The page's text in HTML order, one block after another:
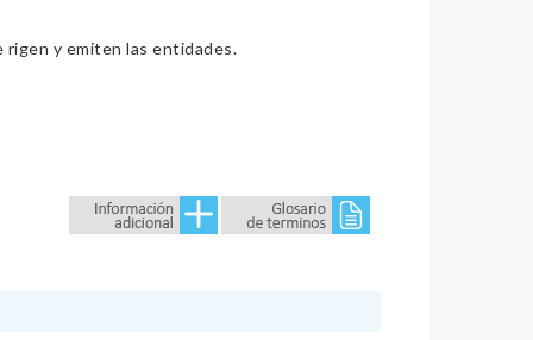
rigen y emiten las entidades.